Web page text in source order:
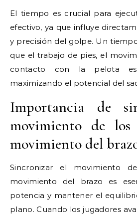
El tiempo es crucial para
efectivo, ya que influye
y precisión del golpe. Un
que el trabajo de pies, el
contacto con la pelota
maximizando el potencial del
Importancia de
movimiento de
movimiento del
Sincronizar el movimiento
movimiento del brazo es
potencia y mantener el
plano. Cuando los jugadores